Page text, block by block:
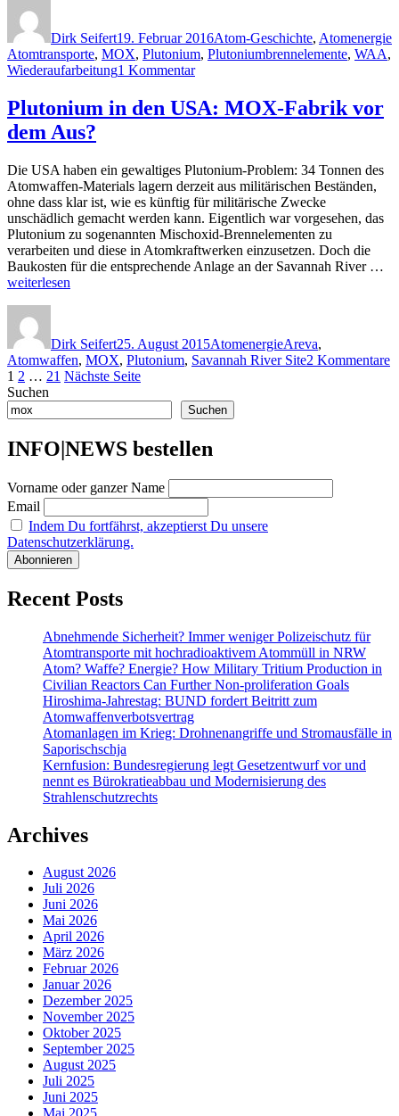
MOX-
Brennelemente
den
Reaktoren
finden
nicht
mehr
statt“
Dirk Seifert19. Februar 2016Atom-Geschichte, Atomenergie
Atomtransporte, MOX, Plutonium, Plutoniumbrennelemente, WAA,
Wiederaufarbeitung1 Kommentarzu
ausgeliefert:
Die
Brennelemente
sind
in
den
Reaktoren
–
Atomtransporte
finden
Plutonium in den USA: MOX-Fabrik vor
dem Aus?
Die USA haben ein gewaltiges Plutonium-Problem: 34 Tonnen des
Atomwaffen-Materials lagern derzeit aus militärischen Beständen,
ohne dass klar ist, wie es künftig für militärische Zwecke
unschädlich gemacht werden kann. Eigentlich war vorgesehen, das
Plutonium zu sogenannten Mischoxid-Brennelementen zu
verarbeiten und diese in Atomkraftwerken einzusetzen. Doch die
Baukosten für die entsprechende Anlage an der Savannah River …
weiterlesen
Dirk Seifert25. August 2015AtomenergieAreva,
Atomwaffen, MOX, Plutonium, Savannah River Site2 Kommentare
Seitennummerierung
der
Beiträge
Seite
1 Seite
2 … Seite
21 Nächste Seite
Suchen
Suchen
INFO|NEWS bestellen
Vorname oder ganzer Name
Email
Indem Du fortfährst, akzeptierst Du unsere
Datenschutzerklärung.
Recent Posts
Abnehmende Sicherheit? Immer weniger Polizeischutz für
Atomtransporte mit hochradioaktivem Atommüll in NRW
Atom? Waffe? Energie? How Military Tritium Production in
Civilian Reactors Can Further Non-proliferation Goals
Hiroshima-Jahrestag: BUND fordert Beitritt zum
Atomwaffenverbotsvertrag
Atomanlagen im Krieg: Drohnenangriffe und Stromausfälle in
Saporischschja
Kernfusion: Bundesregierung legt Gesetzentwurf vor und
nennt es Bürokratieabbau und Modernisierung des
Strahlenschutzrechts
Archives
August 2026
Juli 2026
Juni 2026
Mai 2026
April 2026
März 2026
Februar 2026
Januar 2026
Dezember 2025
November 2025
Oktober 2025
September 2025
August 2025
Juli 2025
Juni 2025